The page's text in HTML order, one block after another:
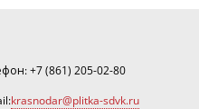
+7 (861) 205-02-80
krasnodar@plitka-sdvk.ru